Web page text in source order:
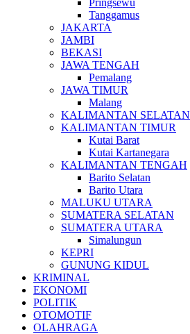
Pringsewu
Tanggamus
JAKARTA
JAMBI
BEKASI
JAWA TENGAH
Pemalang
JAWA TIMUR
Malang
KALIMANTAN SELATAN
KALIMANTAN TIMUR
Kutai Barat
Kutai Kartanegara
KALIMANTAN TENGAH
Barito Selatan
Barito Utara
MALUKU UTARA
SUMATERA SELATAN
SUMATERA UTARA
Simalungun
KEPRI
GUNUNG KIDUL
KRIMINAL
EKONOMI
POLITIK
OTOMOTIF
OLAHRAGA